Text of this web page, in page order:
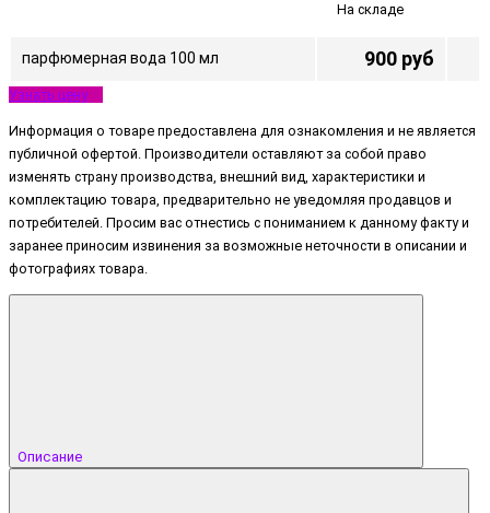
На складе
парфюмерная вода 100 мл 900 руб
Узнать цену
Информация о товаре предоставлена для ознакомления и не является
публичной офертой. Производители оставляют за собой право
изменять страну производства, внешний вид, характеристики и
комплектацию товара, предварительно не уведомляя продавцов и
потребителей. Просим вас отнестись с пониманием к данному факту и
заранее приносим извинения за возможные неточности в описании и
фотографиях товара.
Описание